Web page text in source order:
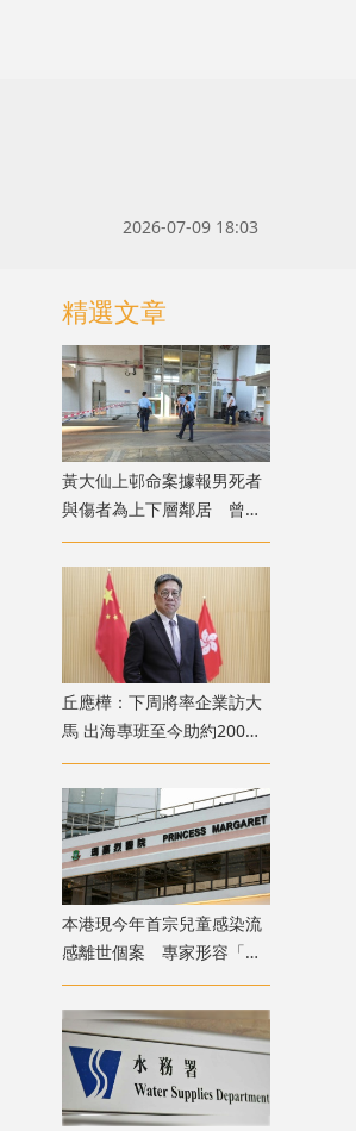
2026-07-09 18:03
精選文章
黃大仙上邨命案據報男死者
與傷者為上下層鄰居 曾因
噪音問題爭執
丘應樺：下周將率企業訪大
馬 出海專班至今助約200間
企業落戶香港
本港現今年首宗兒童感染流
感離世個案 專家形容「三
疫夾擊」籲勿掉以輕心